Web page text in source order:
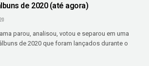
de 2020 (até agora)
parou, analisou, votou e separou em uma
de 2020 que foram lançados durante o